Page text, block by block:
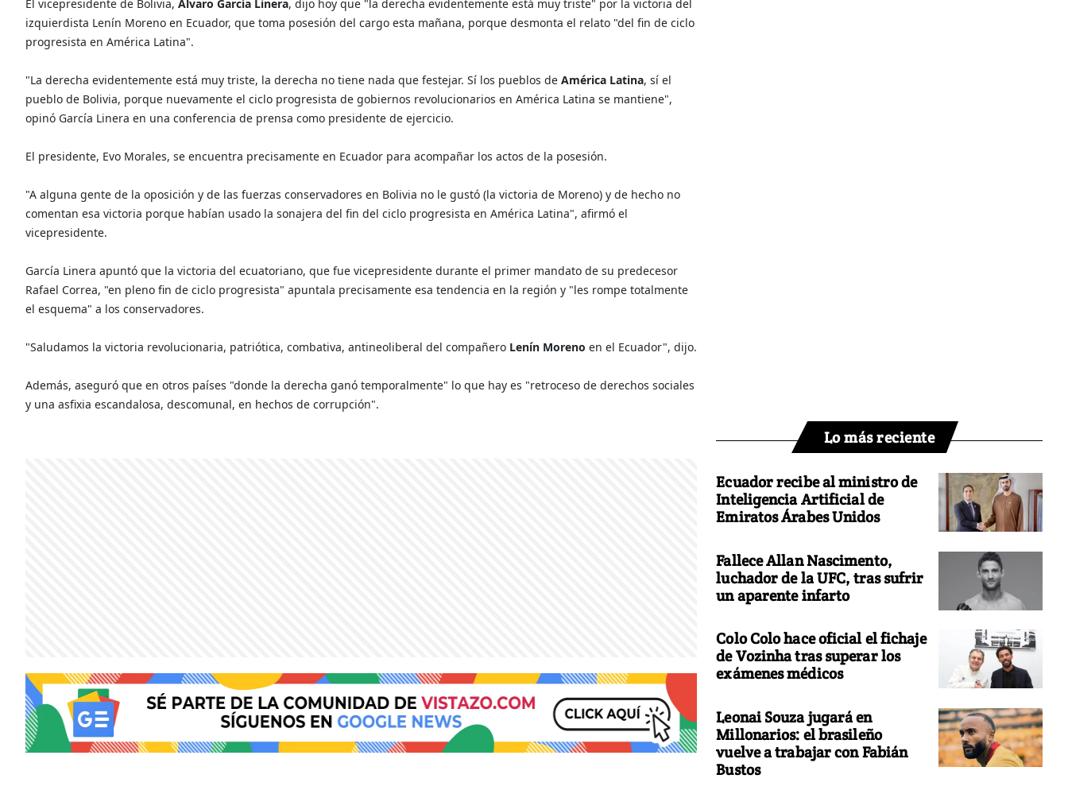
El vicepresidente de Bolivia, Álvaro García Linera, dijo hoy que "la derecha evidentemente está muy triste" por la victoria del
izquierdista Lenín Moreno en Ecuador, que toma posesión del cargo esta mañana, porque desmonta el relato "del fin de ciclo
progresista en América Latina".
"La derecha evidentemente está muy triste, la derecha no tiene nada que festejar. Sí los pueblos de América Latina, sí el
pueblo de Bolivia, porque nuevamente el ciclo progresista de gobiernos revolucionarios en América Latina se mantiene",
opinó García Linera en una conferencia de prensa como presidente de ejercicio.
El presidente, Evo Morales, se encuentra precisamente en Ecuador para acompañar los actos de la posesión.
"A alguna gente de la oposición y de las fuerzas conservadores en Bolivia no le gustó (la victoria de Moreno) y de hecho no
comentan esa victoria porque habían usado la sonajera del fin del ciclo progresista en América Latina", afirmó el
vicepresidente.
García Linera apuntó que la victoria del ecuatoriano, que fue vicepresidente durante el primer mandato de su predecesor
Rafael Correa, "en pleno fin de ciclo progresista" apuntala precisamente esa tendencia en la región y "les rompe totalmente
el esquema" a los conservadores.
"Saludamos la victoria revolucionaria, patriótica, combativa, antineoliberal del compañero Lenín Moreno en el Ecuador", dijo.
Además, aseguró que en otros países "donde la derecha ganó temporalmente" lo que hay es "retroceso de derechos sociales
y una asfixia escandalosa, descomunal, en hechos de corrupción".
Lo más reciente
Ecuador recibe al ministro de
Inteligencia Artificial de
Emiratos Árabes Unidos
Fallece Allan Nascimento,
luchador de la UFC, tras sufrir
un aparente infarto
Colo Colo hace oficial el fichaje
de Vozinha tras superar los
exámenes médicos
Leonai Souza jugará en
Millonarios: el brasileño
vuelve a trabajar con Fabián
Bustos